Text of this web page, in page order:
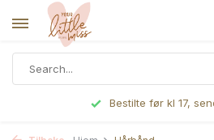
Bestilte før kl 17,